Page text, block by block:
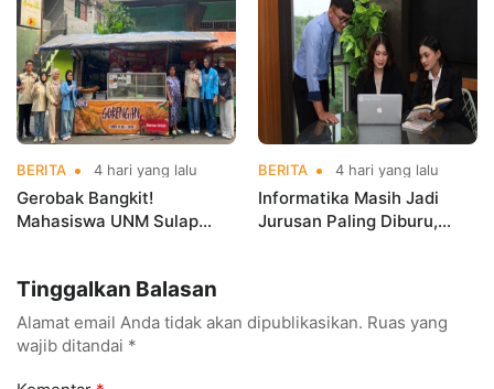
Championships 2026
BERITA 4 hari yang lalu
Gerobak Bangkit!
Mahasiswa UNM Sulap
BERITA 4 hari yang lalu
Informatika Masih Jadi
Jurusan Paling Diburu,
Tinggalkan Balasan
Alamat email Anda tidak akan dipublikasikan. Ruas yang
wajib ditandai *